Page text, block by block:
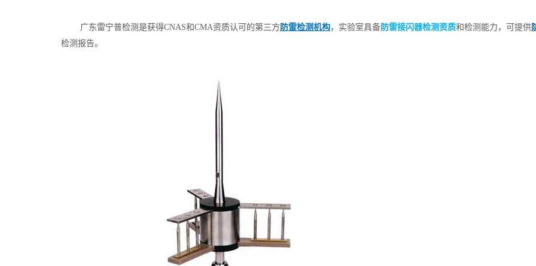
广东雷宁普检测是获得CNAS和CMA资质认可的第三方 防雷检测机构，实验室具备防雷接闪器检测资质和检测能力，可提供
检测报告。